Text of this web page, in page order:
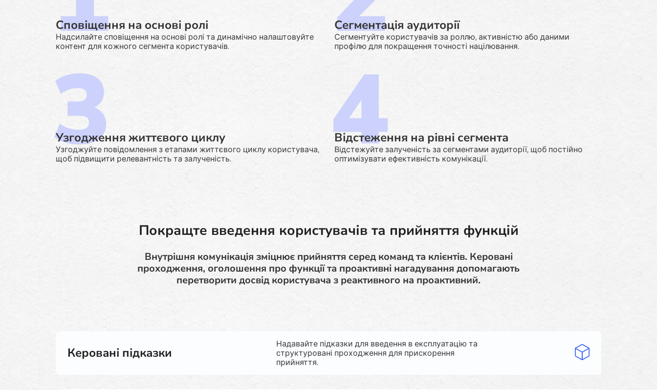
Сповіщення на основі ролі
Надсилайте сповіщення на основі ролі та динамічно налаштовуйте
контент для кожного сегмента користувачів.
Сегментація аудиторії
Сегментуйте користувачів за роллю, активністю або даними
профілю для покращення точності націлювання.
Узгодження життєвого циклу
Узгоджуйте повідомлення з етапами життєвого циклу користувача,
щоб підвищити релевантність та залученість.
Відстеження на рівні сегмента
Відстежуйте залученість за сегментами аудиторії, щоб постійно
оптимізувати ефективність комунікації.
Покращте введення користувачів та прийняття функцій
Внутрішня комунікація зміцнює прийняття серед команд та клієнтів. Керовані
проходження, оголошення про функції та проактивні нагадування допомагають
перетворити досвід користувача з реактивного на проактивний.
Керовані підказки
Надавайте підказки для введення в експлуатацію та
структуровані проходження для прискорення
прийняття.